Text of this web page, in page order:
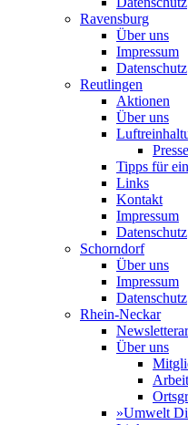
Ravensburg
Über uns
Impressum
Datenschutz
Reutlingen
Aktionen
Über uns
Presse
Tipps für
Links
Kontakt
Impressum
Datenschutz
Schorndorf
Über uns
Impressum
Datenschutz
Rhein-Neckar
Über uns
»Umwelt